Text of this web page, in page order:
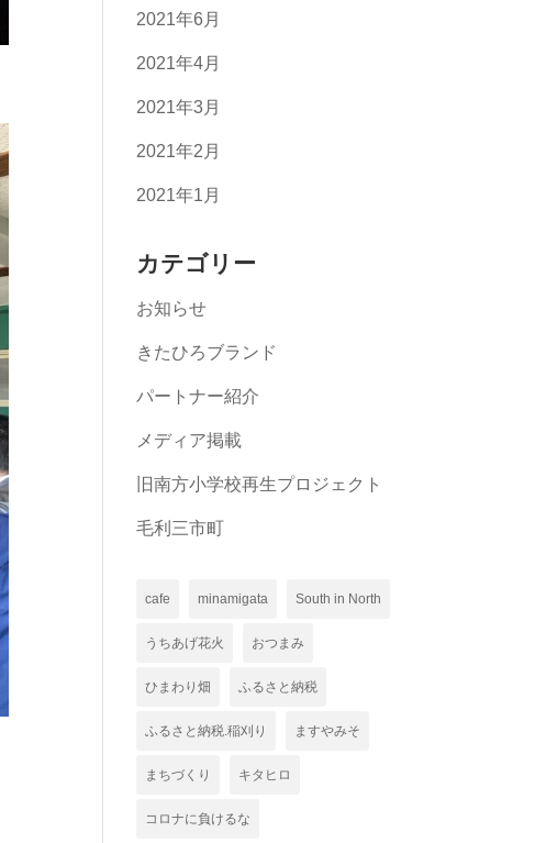
2021年6月
2021年4月
2021年3月
2021年2月
2021年1月
カテゴリー
お知らせ
きたひろブランド
パートナー紹介
メディア掲載
旧南方小学校再生プロジェクト
毛利三市町
cafe minamigata South in North
うちあげ花火 おつまみ
ひまわり畑 ふるさと納税
ふるさと納税.稲刈り ますやみそ
まちづくり キタヒロ
コロナに負けるな